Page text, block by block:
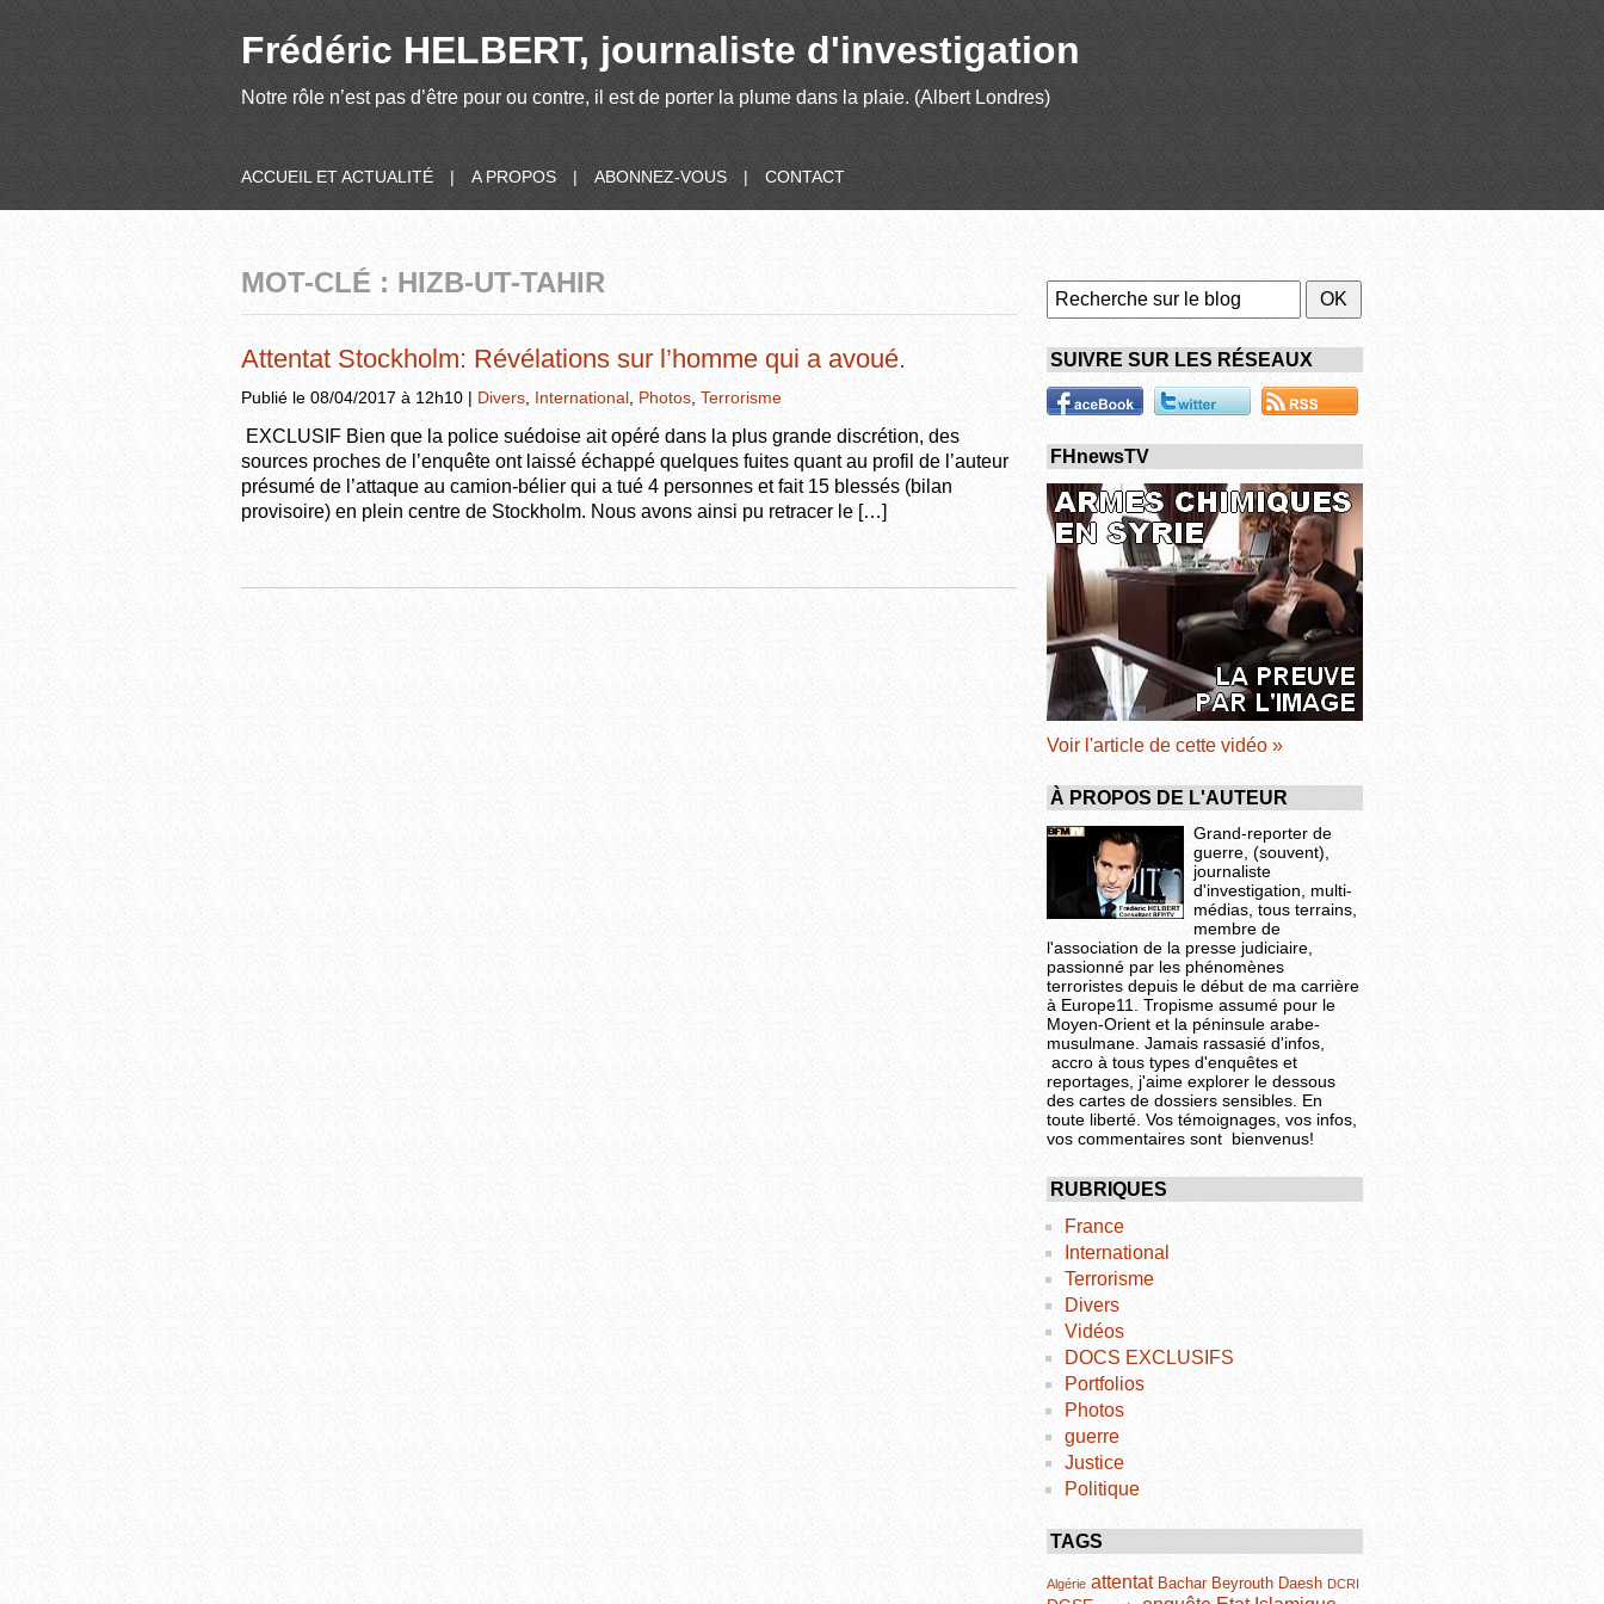
Frédéric HELBERT, journaliste d'investigation
Notre rôle n’est pas d’être pour ou contre, il est de porter la plume dans la plaie. (Albert Londres)
ACCUEIL ET ACTUALITÉ | A PROPOS | ABONNEZ-VOUS | CONTACT
MOT-CLÉ : HIZB-UT-TAHIR
Attentat Stockholm: Révélations sur l’homme qui a avoué.
Publié le 08/04/2017 à 12h10 | Divers International Photos Terrorisme
EXCLUSIF Bien que la police suédoise ait opéré dans la plus grande discrétion, des
sources proches de l’enquête ont laissé échappé quelques fuites quant au profil de l’auteur
présumé de l’attaque au camion-bélier qui a tué 4 personnes et fait 15 blessés (bilan
provisoire) en plein centre de Stockholm. Nous avons ainsi pu retracer le […]
SUIVRE SUR LES RÉSEAUX
FHnewsTV
Voir l'article de cette vidéo »
À PROPOS DE L'AUTEUR
Grand-reporter de
guerre, (souvent),
journaliste
d'investigation, multi-
médias, tous terrains,
membre de
l'association de la presse judiciaire,
passionné par les phénomènes
terroristes depuis le début de ma carrière
à Europe11. Tropisme assumé pour le
Moyen-Orient et la péninsule arabe-
musulmane. Jamais rassasié d'infos,
accro à tous types d'enquêtes et
reportages, j'aime explorer le dessous
des cartes de dossiers sensibles. En
toute liberté. Vos témoignages, vos infos,
vos commentaires sont bienvenus!
RUBRIQUES
France
International
Terrorisme
Divers
Vidéos
DOCS EXCLUSIFS
Portfolios
Photos
guerre
Justice
Politique
TAGS
Algérie attentat Bachar Beyrouth Daesh DCRI